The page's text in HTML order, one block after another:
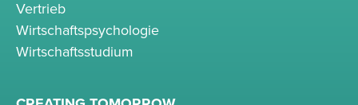
Vertrieb
Wirtschaftspsychologie
Wirtschaftsstudium